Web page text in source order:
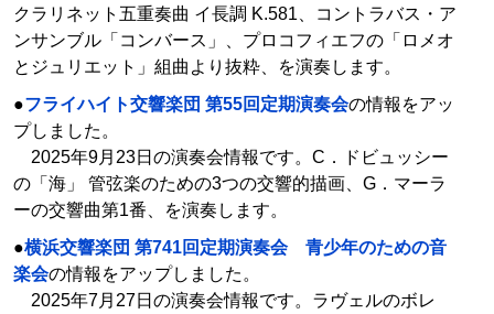
クラリネット五重奏曲 イ長調 K.581、コントラバス・ア
ンサンブル「コンバース」、プロコフィエフの「ロメオ
とジュリエット」組曲より抜粋、を演奏します。
●フライハイト交響楽団 第55回定期演奏会の情報をアッ
プしました。
2025年9月23日の演奏会情報です。C．ドビュッシー
の「海」 管弦楽のための3つの交響的描画、G．マーラ
ーの交響曲第1番、を演奏します。
●横浜交響楽団 第741回定期演奏会 青少年のための音
楽会の情報をアップしました。
2025年7月27日の演奏会情報です。ラヴェルのボレ